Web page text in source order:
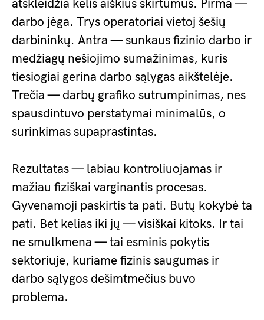
atskleidžia kelis aiškius skirtumus. Pirma —
darbo jėga. Trys operatoriai vietoj šešių
darbininkų. Antra — sunkaus fizinio darbo ir
medžiagų nešiojimo sumažinimas, kuris
tiesiogiai gerina darbo sąlygas aikštelėje.
Trečia — darbų grafiko sutrumpinimas, nes
spausdintuvo perstatymai minimalūs, o
surinkimas supaprastintas.
Rezultatas — labiau kontroliuojamas ir
mažiau fiziškai varginantis procesas.
Gyvenamoji paskirtis ta pati. Butų kokybė ta
pati. Bet kelias iki jų — visiškai kitoks. Ir tai
ne smulkmena — tai esminis pokytis
sektoriuje, kuriame fizinis saugumas ir
darbo sąlygos dešimtmečius buvo
problema.